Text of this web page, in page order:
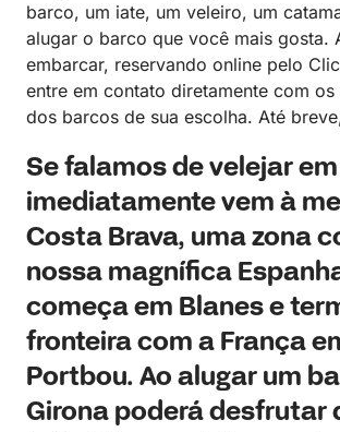
barco, um iate, um veleiro, um
alugar o barco que você mais gosta.
embarcar, reservando online pelo
entre em contato diretamente com
dos barcos de sua escolha. Até
Se falamos de velejar
imediatamente vem à
Costa Brava, uma zona
nossa magnífica
começa em Blanes e
fronteira com a França
Portbou. Ao alugar um
Girona poderá desfrutar